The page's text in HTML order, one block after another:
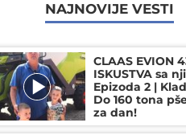
NAJNOVIJE VESTI
CLAAS EVION
ISKUSTVA sa
Epizoda 2 |
Do 160 tona
za dan!